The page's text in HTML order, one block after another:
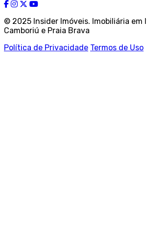
© 2025 Insider Imóveis. Imobiliária em
Camboriú e Praia Brava
Política de Privacidade Termos de Uso